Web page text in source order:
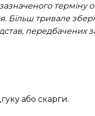
терміну
Більш тривале
передбачених
або скарги.